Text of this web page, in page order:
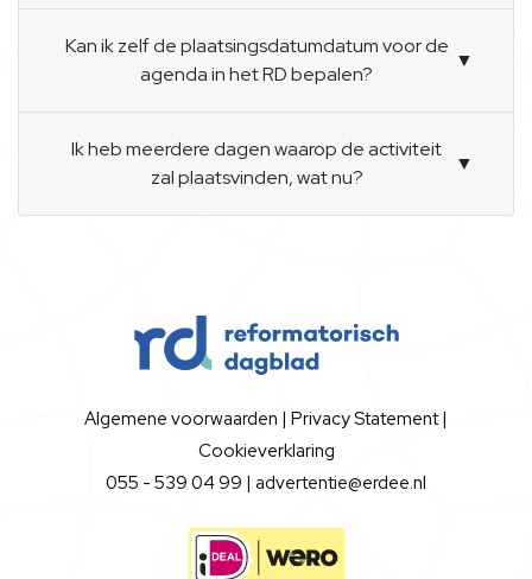
Kan ik zelf de plaatsingsdatumdatum voor de
agenda in het RD bepalen?
▼
Ik heb meerdere dagen waarop de activiteit
zal plaatsvinden, wat nu?
▼
Algemene voorwaarden | Privacy Statement|
Cookieverklaring
055 - 539 04 99 | advertentie@erdee.nl